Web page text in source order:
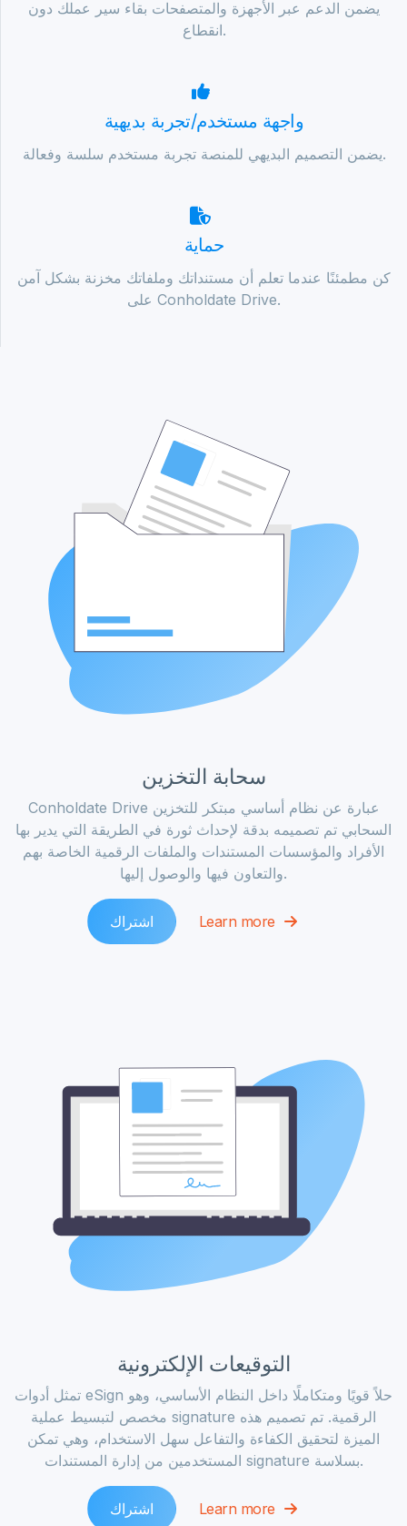
يضمن الدعم عبر الأجهزة والمتصفحات بقاء سير عملك دون
انقطاع.
واجهة مستخدم/تجربة بديهية
يضمن التصميم البديهي للمنصة تجربة مستخدم سلسة وفعالة.
حماية
كن مطمئنًا عندما تعلم أن مستنداتك وملفاتك مخزنة بشكل آمن
على Conholdate Drive.
سحابة التخزين
Conholdate Drive عبارة عن نظام أساسي مبتكر للتخزين
السحابي تم تصميمه بدقة لإحداث ثورة في الطريقة التي يدير بها
الأفراد والمؤسسات المستندات والملفات الرقمية الخاصة بهم
والتعاون فيها والوصول إليها.
اشتراك Learn more
التوقيعات الإلكترونية
تمثل أدوات eSign حلاً قويًا ومتكاملًا داخل النظام الأساسي، وهو
مخصص لتبسيط عملية signature الرقمية. تم تصميم هذه
الميزة لتحقيق الكفاءة والتفاعل سهل الاستخدام، وهي تمكن
المستخدمين من إدارة المستندات signature بسلاسة.
اشتراك Learn more